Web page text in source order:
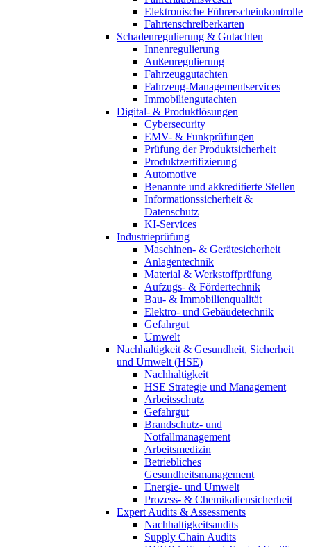
Elektronische Führerscheinkontrolle
Fahrtenschreiberkarten
Schadenregulierung & Gutachten
Innenregulierung
Außenregulierung
Fahrzeuggutachten
Fahrzeug-Managementservices
Immobiliengutachten
Digital- & Produktlösungen
Cybersecurity
EMV- & Funkprüfungen
Prüfung der Produktsicherheit
Produktzertifizierung
Automotive
Benannte und akkreditierte Stellen
Informationssicherheit &
Datenschutz
KI-Services
Industrieprüfung
Maschinen- & Gerätesicherheit
Anlagentechnik
Material & Werkstoffprüfung
Aufzugs- & Fördertechnik
Bau- & Immobilienqualität
Elektro- und Gebäudetechnik
Gefahrgut
Umwelt
Nachhaltigkeit & Gesundheit, Sicherheit
und Umwelt (HSE)
Nachhaltigkeit
HSE Strategie und Management
Arbeitsschutz
Gefahrgut
Brandschutz- und
Notfallmanagement
Arbeitsmedizin
Betriebliches
Gesundheitsmanagement
Energie- und Umwelt
Prozess- & Chemikaliensicherheit
Expert Audits & Assessments
Nachhaltigkeitsaudits
Supply Chain Audits